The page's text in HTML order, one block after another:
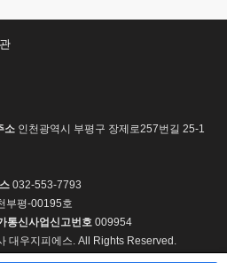
소 인천광역시 부평구 장제로257번길 25-1
032-553-7793
부평-00195호
통신사업신고번호 009954
우지피에스. All Rights Reserved.